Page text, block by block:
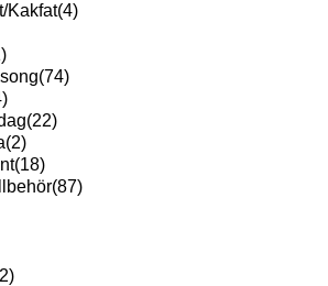
Kakfat(4)
(74)
(22)
(2)
(18)
(87)